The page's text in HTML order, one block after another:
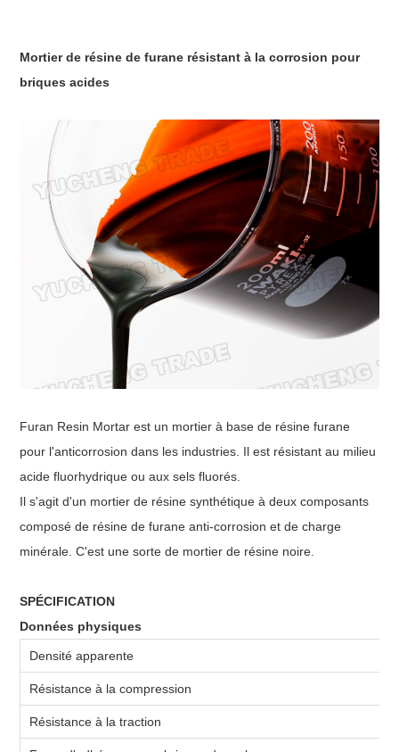
Mortier de résine de furane résistant à la corrosion pour
briques acides
Furan Resin Mortar est un mortier à base de résine furane
pour l'anticorrosion dans les industries. Il est résistant au milieu
acide fluorhydrique ou aux sels fluorés.
Il s'agit d'un mortier de résine synthétique à deux composants
composé de résine de furane anti-corrosion et de charge
minérale. C'est une sorte de mortier de résine noire.
SPÉCIFICATION
Données physiques
Densité apparente
Résistance à la compression
Résistance à la traction